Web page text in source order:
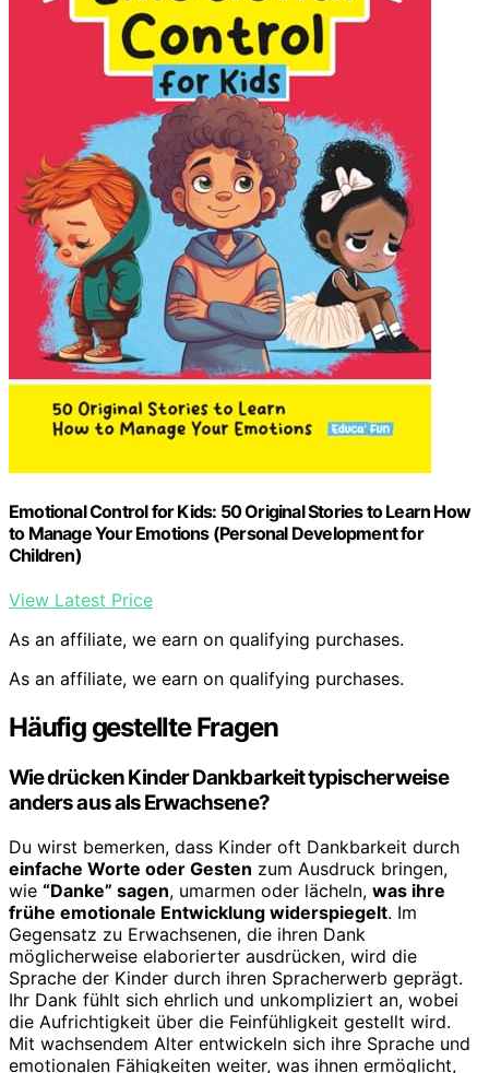
Emotional Control for Kids: 50 Original Stories to Learn How
to Manage Your Emotions (Personal Development for
Children)
View Latest Price
As an affiliate, we earn on qualifying purchases.
As an affiliate, we earn on qualifying purchases.
Häufig gestellte Fragen
Wie drücken Kinder Dankbarkeit typischerweise
anders aus als Erwachsene?
Du wirst bemerken, dass Kinder oft Dankbarkeit durch
einfache Worte oder Gesten zum Ausdruck bringen,
wie “Danke” sagen, umarmen oder lächeln, was ihre
frühe emotionale Entwicklung widerspiegelt. Im
Gegensatz zu Erwachsenen, die ihren Dank
möglicherweise elaborierter ausdrücken, wird die
Sprache der Kinder durch ihren Spracherwerb geprägt.
Ihr Dank fühlt sich ehrlich und unkompliziert an, wobei
die Aufrichtigkeit über die Feinfühligkeit gestellt wird.
Mit wachsendem Alter entwickeln sich ihre Sprache und
emotionalen Fähigkeiten weiter, was ihnen ermöglicht,